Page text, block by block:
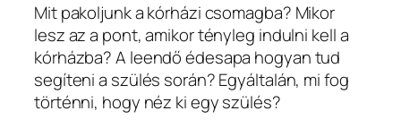
Mit pakoljunk a kórházi csomagba? Mikor
lesz az a pont, amikor tényleg indulni kell a
kórházba? A leendő édesapa hogyan tud
segíteni a szülés során? Egyáltalán, mi fog
történni, hogy néz ki egy szülés?